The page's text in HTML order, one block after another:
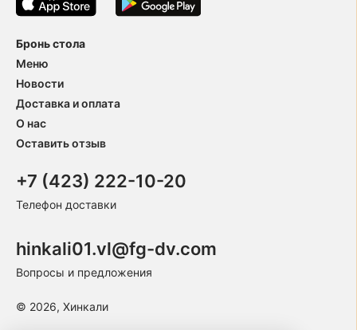
Бронь стола
Меню
Новости
Доставка и оплата
О нас
Оставить отзыв
+7 (423) 222-10-20
Телефон доставки
hinkali01.vl@fg-dv.com
Вопросы и предложения
© 2026, Хинкали